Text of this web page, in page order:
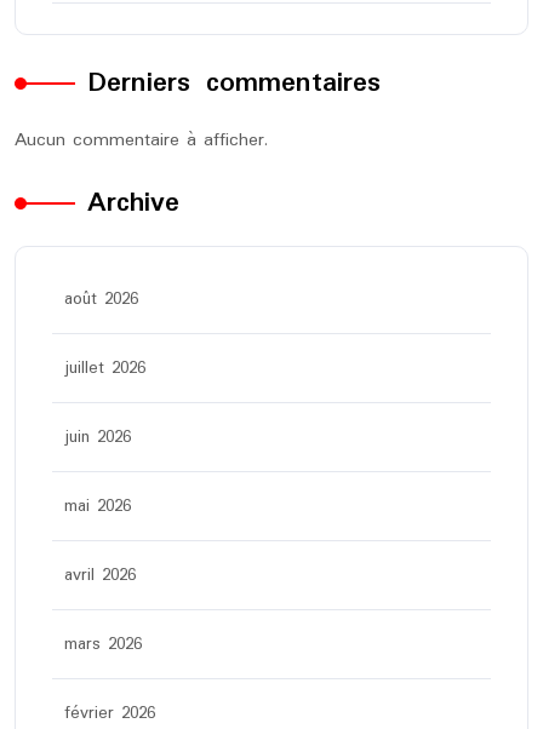
Derniers commentaires
Aucun commentaire à afficher.
Archive
août 2026
juillet 2026
juin 2026
mai 2026
avril 2026
mars 2026
février 2026